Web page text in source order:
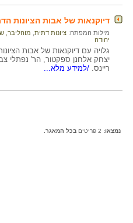
דיוקנאות של אבות הציונות
מילות המפתח: ציונות דתית מוהליבר,
יהודה
גלויה עם דיוקנאות של אבות
יצחק אלחנן ספקטור, הר' נפתלי
ריינס. /למידע מלא...
נמצאו: בכל המאגר.